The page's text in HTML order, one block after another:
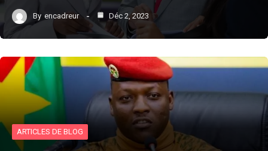
By encadreur Déc 2, 2023
ARTICLES DE BLOG